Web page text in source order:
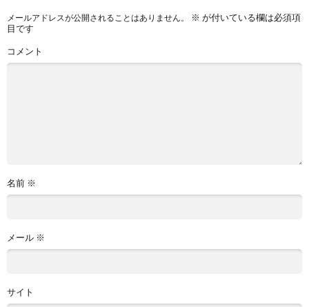
メールアドレスが公開されることはありません。 ※ が付いている欄は必須項
目です
コメント
名前 ※
メール ※
サイト